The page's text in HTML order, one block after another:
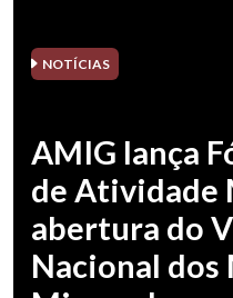
NOTÍCIAS
AMIG lança
de Atividade
abertura do
Nacional